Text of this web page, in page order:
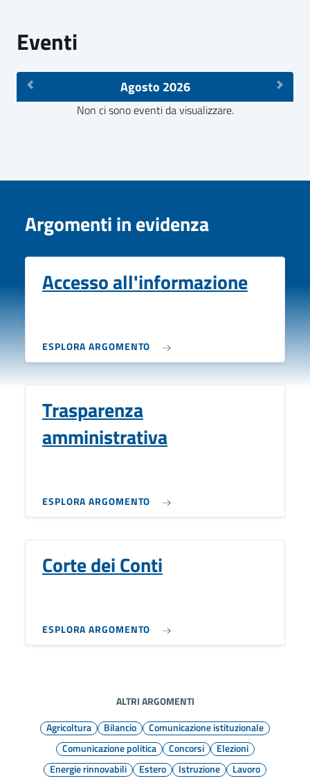
Eventi
Agosto 2026
Non ci sono eventi da visualizzare.
Argomenti in evidenza
Accesso all'informazione
ESPLORA ARGOMENTO
Trasparenza
amministrativa
ESPLORA ARGOMENTO
Corte dei Conti
ESPLORA ARGOMENTO
ALTRI ARGOMENTI
Agricoltura
Bilancio
Comunicazione istituzionale
Comunicazione politica
Concorsi
Elezioni
Energie rinnovabili
Estero Istruzione
Lavoro